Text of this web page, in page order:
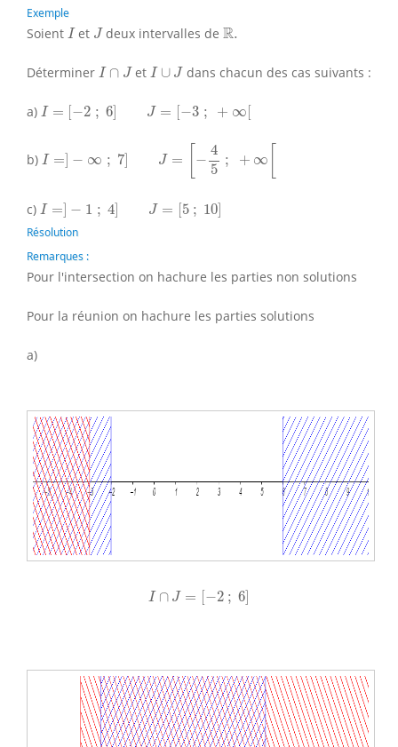
Exemple
Soient IIet J
J deux intervalles deR.
R
Déterminer I ∩ J
I∩J et I ∪ J
I∪ J dans chacun des cas suivants :
a) I = [−2 ; 6] J = [−3 ; + ∞ [
I= 2 6 ] =[ +∞
b) I = − ∞ ; 7] J = −
4
5
; + ∞
c) I = − 1 ; 4] J = 5 ; 10
I= − 4 ]J =[ ]
Résolution
Remarques :
Pour l'intersection on hachure les parties non solutions
Pour la réunion on hachure les parties solutions
a)
I ∩ J = −2 ; 6
I∩J=[ ; ]